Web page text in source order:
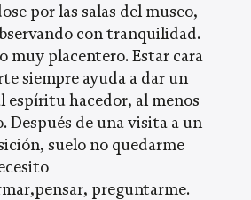
por las salas del museo,
con tranquilidad.
muy placentero. Estar cara
siempre ayuda a dar un
espíritu hacedor, al menos
Después de una visita a un
suelo no quedarme
preguntarme.